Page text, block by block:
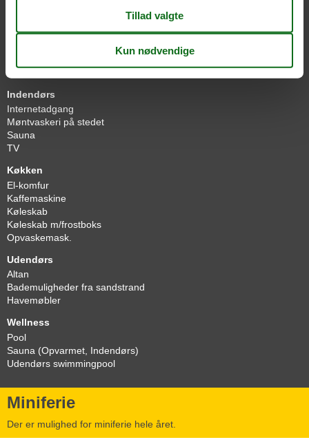
Højhastighedsinternet
Indendørs
Internetadgang
Møntvaskeri på stedet
Sauna
TV
Køkken
El-komfur
Kaffemaskine
Køleskab
Køleskab m/frostboks
Opvaskemask.
Udendørs
Altan
Bademuligheder fra sandstrand
Havemøbler
Wellness
Pool
Sauna (Opvarmet, Indendørs)
Udendørs swimmingpool
Miniferie
Der er mulighed for miniferie hele året.